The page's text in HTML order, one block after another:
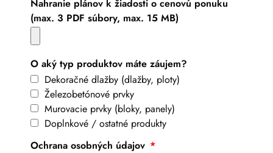
Nahranie plánov k žiadosti o cenovú ponuku
(max. 3 PDF súbory, max. 15 MB)
O aký typ produktov máte záujem?
Dekoračné dlažby (dlažby, ploty)
Železobetónové prvky
Murovacie prvky (bloky, panely)
Doplnkové / ostatné produkty
Ochrana osobných údajov